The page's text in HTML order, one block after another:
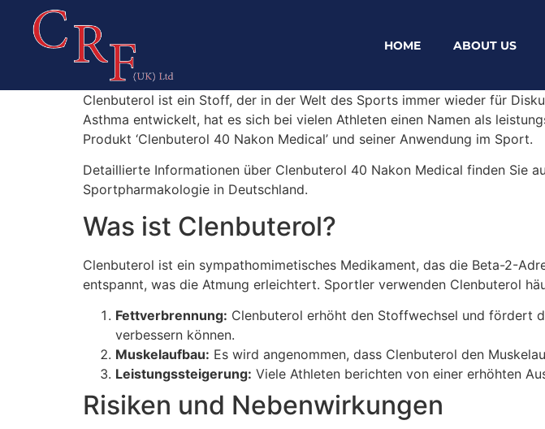
HOME ABOUT US
Clenbuterol ist ein Stoff, der in der Welt des Sports immer wieder für
Asthma entwickelt, hat es sich bei vielen Athleten einen Namen als
Produkt ‘Clenbuterol 40 Nakon Medical’ und seiner Anwendung im Sport.
Detaillierte Informationen über Clenbuterol 40 Nakon Medical finden Sie
Sportpharmakologie in Deutschland.
Was ist Clenbuterol?
Clenbuterol ist ein sympathomimetisches Medikament, das die Beta-2-
entspannt, was die Atmung erleichtert. Sportler verwenden Clenbuterol
Fettverbrennung: Clenbuterol erhöht den Stoffwechsel und fördert
verbessern können.
Muskelaufbau: Es wird angenommen, dass Clenbuterol den
Leistungssteigerung: Viele Athleten berichten von einer erhöhten
Risiken und Nebenwirkungen